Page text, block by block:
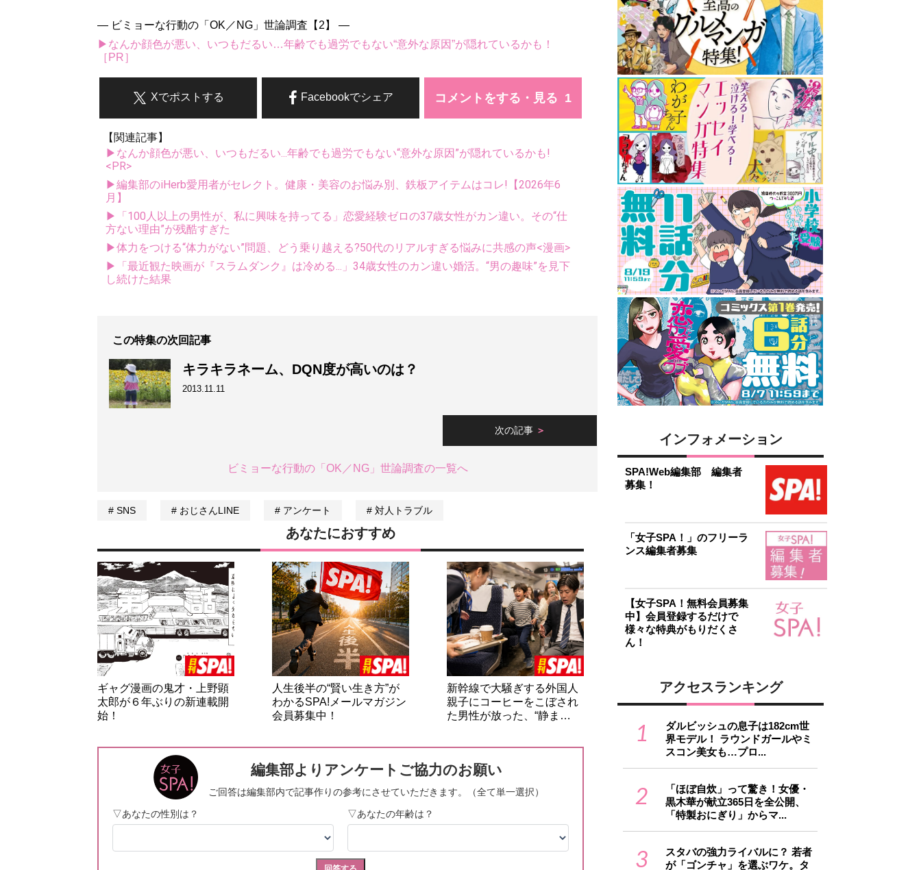
― ビミョーな行動の「OK／NG」世論調査【2】 ―
▶なんか顔色が悪い、いつもだるい…年齢でも過労でもない“意外な原因”が隠れているかも！
［PR］
コメントをする・見る
Facebookでシェア
Xでポストする
【関連記事】
▶なんか顔色が悪い、いつもだるい...年齢でも過労でもない“意外な原因”が隠れているかも!
<PR>
▶編集部のiHerb愛用者がセレクト。健康・美容のお悩み別、鉄板アイテムはコレ!【2026年6
月】
▶「100人以上の男性が、私に興味を持ってる」恋愛経験ゼロの37歳女性がカン違い。その“仕
方ない理由”が残酷すぎた
▶体力をつける“体力がない”問題、どう乗り越える?50代のリアルすぎる悩みに共感の声<漫画>
▶「最近観た映画が『スラムダンク』は冷める...」34歳女性のカン違い婚活。“男の趣味”を見下
し続けた結果
この特集の次回記事
キラキラネーム、DQN度が高いのは？
2013.11.11
次の記事
ビミョーな行動の「OK／NG」世論調査の一覧へ
SNS おじさんLINE アンケート 対人トラブル
あなたにおすすめ
ギャグ漫画の鬼才・上野顕
太郎が６年ぶりの新連載開
始！
人生後半の“賢い生き方”が
わかるSPA!メールマガジン
会員募集中！
新幹線で大騒ぎする外国人
親子にコーヒーをこぼされ
た男性が放った、“静ま…
インフォメーション
SPA!Web編集部 編集者
募集！
「女子SPA！」のフリーラ
ンス編集者募集
【女子SPA！無料会員募集
中】会員登録するだけで
様々な特典がもりだくさ
ん！
アクセスランキング
1
ダルビッシュの息子は182cm世
界モデル！ ラウンドガールやミ
スコン美女も…プロ...
2
「ほぼ自炊」って驚き！女優・
黒木華が献立365日を全公開、
「特製おにぎり」からマ...
3
スタバの強力ライバルに？ 若者
が「ゴンチャ」を選ぶワケ。タ